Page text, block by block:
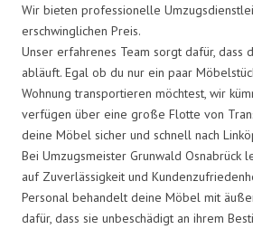
Wir bieten professionelle
erschwinglichen Preis.
Unser erfahrenes Team sorgt dafür, dass
abläuft. Egal ob du nur ein paar
Wohnung transportieren möchtest, wir
verfügen über eine große Flotte von
deine Möbel sicher und schnell nach
Bei Umzugsmeister Grunwald Osnabrück
auf Zuverlässigkeit und
Personal behandelt deine Möbel mit
dafür, dass sie unbeschädigt an ihrem